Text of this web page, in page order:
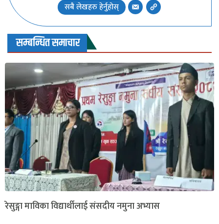
सबै लेखहरु हेर्नुहोस्
सम्बन्धित समाचार
रेसुङ्गा माविका विद्यार्थीलाई संसदीय नमुना अभ्यास